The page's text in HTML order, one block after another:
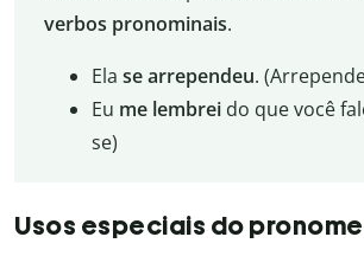
verbos pronominais.
Ela se arrependeu.
Eu me lembreido que você
se)
Usos especiais do